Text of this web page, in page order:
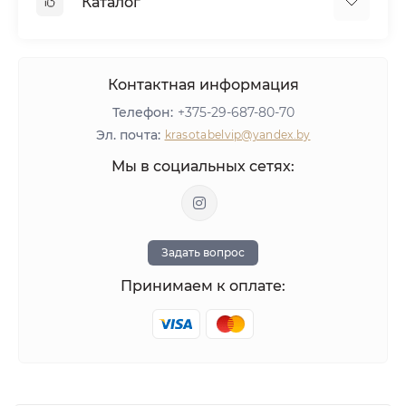
Агентское вознаграждение
Оборудование
ЛИКВИДАЦИЯ
Оставить отзыв
Контактная информация
Телефон: +375-29-687-80-70
Эл. почта: krasotabelvip@yandex.by
Мы в социальных сетях:
Задать вопрос
Принимаем к оплате: